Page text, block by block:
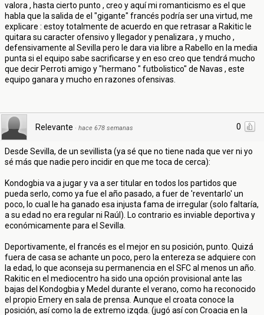
valora , hasta cierto punto , creo y aquí mi romanticismo es el que
habla que la salida de el "gigante" francés podría ser una virtud, me
explicare : estoy totalmente de acuerdo en que retrasar a Rakitic le
quitara su caracter ofensivo y llegador y penalizara , y mucho ,
defensivamente al Sevilla pero le dara via libre a Rabello en la media
punta si el equipo sabe sacrificarse y en eso creo que tendrá mucho
que decir Perroti amigo y "hermano " futbolistico" de Navas , este
equipo ganara y mucho en razones ofensivas.
0
Relevante · hace 678 semanas
Desde Sevilla, de un sevillista (ya sé que no tiene nada que ver ni yo
sé más que nadie pero incidir en que me toca de cerca):
Kondogbia va a jugar y va a ser titular en todos los partidos que
pueda serlo, como ya fue el año pasado, a fuer de 'reventarlo' un
poco, lo cual le ha ganado esa injusta fama de irregular (solo faltaría,
a su edad no era regular ni Raúl). Lo contrario es inviable deportiva y
económicamente para el Sevilla.
Deportivamente, el francés es el mejor en su posición, punto. Quizá
fuera de casa se achante un poco, pero la entereza se adquiere con
la edad, lo que aconseja su permanencia en el SFC al menos un año.
Rakitic en el mediocentro ha sido una opción provisional ante las
bajas del Kondogbia y Medel durante el verano, como ha reconocido
el propio Emery en sala de prensa. Aunque el croata conoce la
posición, así como la de extremo izqda. (jugó así con Croacia en la